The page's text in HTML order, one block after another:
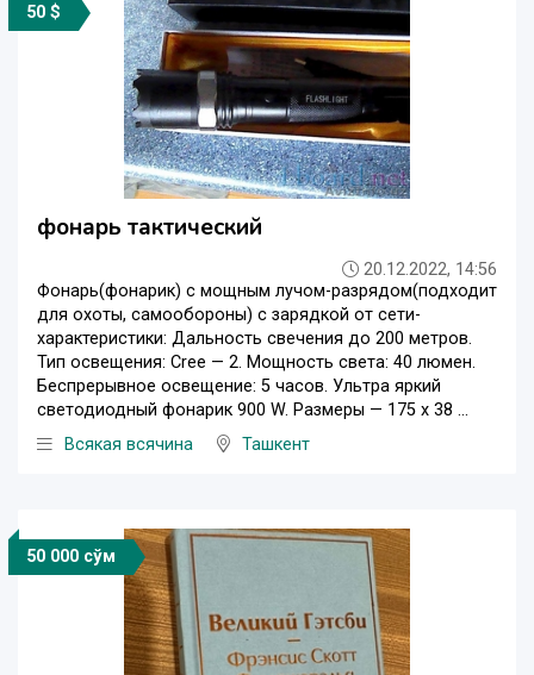
50 $
фонарь тактический
20.12.2022, 14:56
Фонарь(фонарик) с мощным лучом-разрядом(подходит
для охоты, самообороны) с зарядкой от сети-
характеристики: Дальность свечения до 200 метров.
Тип освещения: Cree — 2. Мощность света: 40 люмен.
Беспрерывное освещение: 5 часов. Ультра яркий
светодиодный фонарик 900 W. Размеры — 175 х 38 ...
Всякая всячина
Ташкент
50 000 сўм